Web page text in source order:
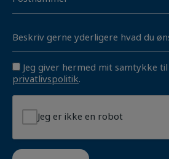
Consent
Jeg giver hermed mit samtykke
privatlivspolitik.
Jeg er ikke en robot